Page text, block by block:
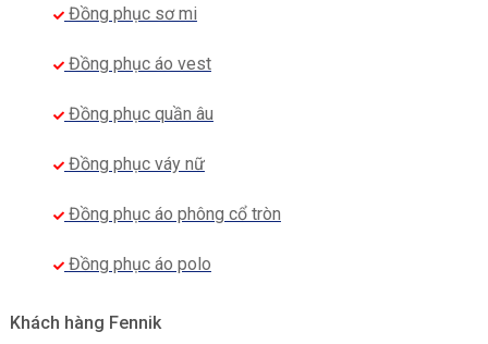
Đồng phục sơ mi
Đồng phục áo vest
Đồng phục quần âu
Đồng phục váy nữ
Đồng phục áo phông cổ tròn
Đồng phục áo polo
Khách hàng Fennik